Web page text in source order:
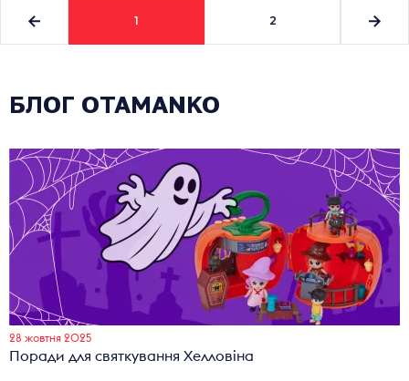
1 2
БЛОГ OTAMANKO
28 жовтня 2025
Поради для святкування Хелловіна